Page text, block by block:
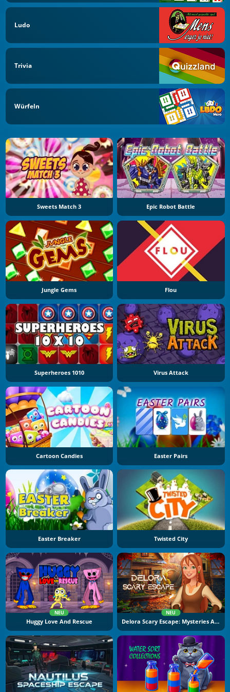
Ludo
Trivia
Würfeln
Sweets Match 3 Epic Robot Battle
Jungle Gems Flou
Superheroes 1010 Virus Attack
Cartoon Candies Easter Pairs
Easter Breaker Twisted City
NEU
Huggy Love And Rescue
NEU
Delora Scary Escape: Mysteries Adventure